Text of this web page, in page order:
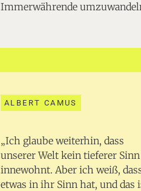
Immerwährende
ALBERT CAMUS
„Ich glaube weiterhin, dass
unserer Welt kein tieferer Sinn
innewohnt. Aber ich weiß,
etwas in ihr Sinn hat, und das